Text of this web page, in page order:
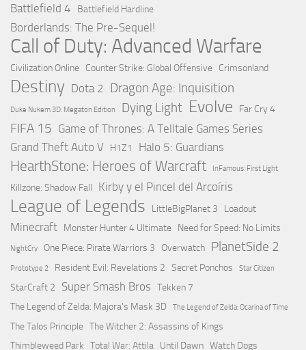
Battlefield 4 Battlefield Hardline
Borderlands: The Pre-Sequel!
Call of Duty: Advanced Warfare
Civilization Online Counter Strike: Global Offensive Crimsonland
Destiny Dota 2 Dragon Age: Inquisition
Duke Nukem 3D: Megaton Edition Dying Light Evolve Far Cry 4
FIFA 15 Game of Thrones: A Telltale Games Series
Grand Theft Auto V H1Z1 Halo 5: Guardians
HearthStone: Heroes of Warcraft InFamous: First Light
Killzone: Shadow Fall Kirby y el Pincel del Arcoíris
League of Legends LittleBigPlanet 3 Loadout
Minecraft Monster Hunter 4 Ultimate Need for Speed: No Limits
NightCry One Piece: Pirate Warriors 3 Overwatch PlanetSide 2
Prototype 2 Resident Evil: Revelations 2 Secret Ponchos Star Citizen
StarCraft 2 Super Smash Bros Tekken 7
The Legend of Zelda: Majora's Mask 3D
The Legend of Zelda: Ocarina of Time
The Talos Principle The Witcher 2: Assassins of Kings
Thimbleweed Park Total War: Attila Until Dawn Watch Dogs